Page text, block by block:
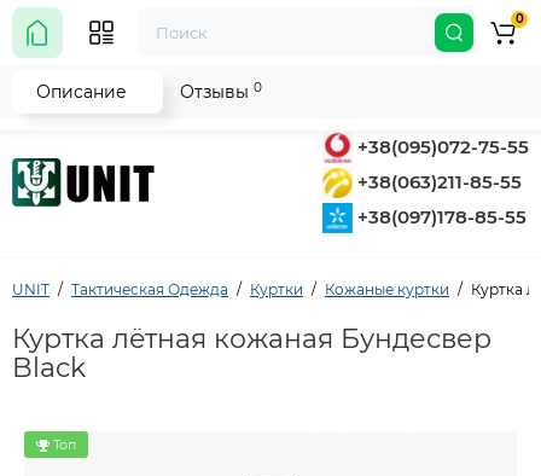
+38(095)072-75-55
+38(063)211-85-55
+38(097)178-85-55
0
UNIT Тактическая Одежда Куртки Кожаные куртки Куртка
Куртка лётная кожаная Бундесвер
Black
Топ
Описание Отзывы 0